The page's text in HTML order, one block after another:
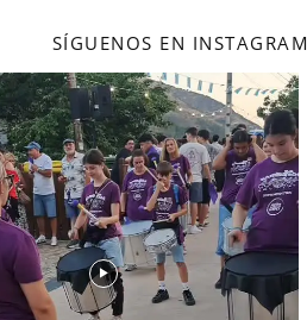
SÍGUENOS EN INSTAGRAM